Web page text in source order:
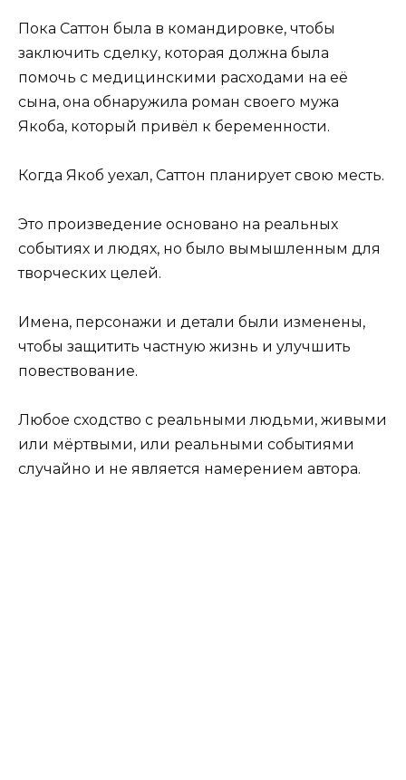
Пока Саттон была в командировке, чтобы
заключить сделку, которая должна была
помочь с медицинскими расходами на её
сына, она обнаружила роман своего мужа
Якоба, который привёл к беременности.
Когда Якоб уехал, Саттон планирует свою месть.
Это произведение основано на реальных
событиях и людях, но было вымышленным для
творческих целей.
Имена, персонажи и детали были изменены,
чтобы защитить частную жизнь и улучшить
повествование.
Любое сходство с реальными людьми, живыми
или мёртвыми, или реальными событиями
случайно и не является намерением автора.